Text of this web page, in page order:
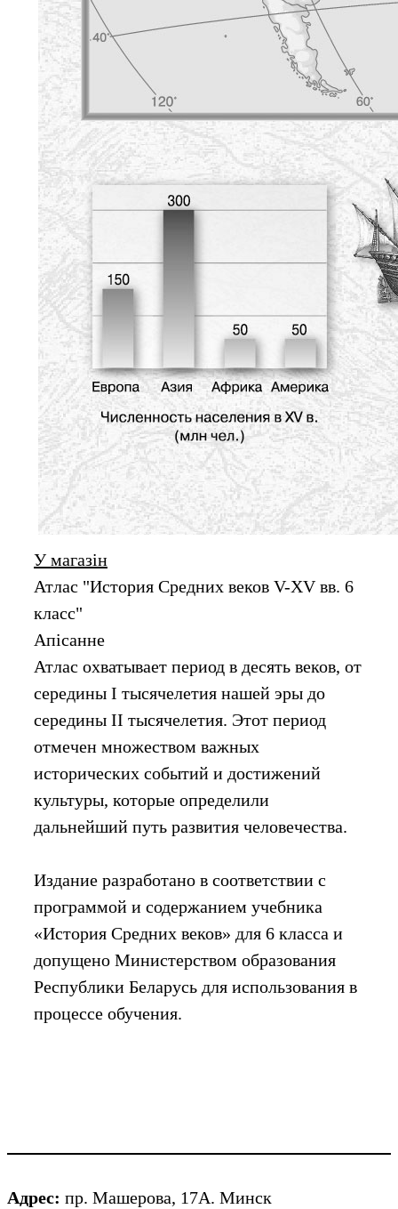
У магазін
Атлас "История Cредних веков V-XV вв. 6
класс"
Апiсанне
Атлас охватывает период в десять веков, от
середины I тысячелетия нашей эры до
середины II тысячелетия. Этот период
отмечен множеством важных
исторических событий и достижений
культуры, которые определили
дальнейший путь развития человечества.
Издание разработано в соответствии с
программой и содержанием учебника
«История Средних веков» для 6 класса и
допущено Министерством образования
Республики Беларусь для использования в
процессе обучения.
Адрес: пр. Машерова, 17А. Минск